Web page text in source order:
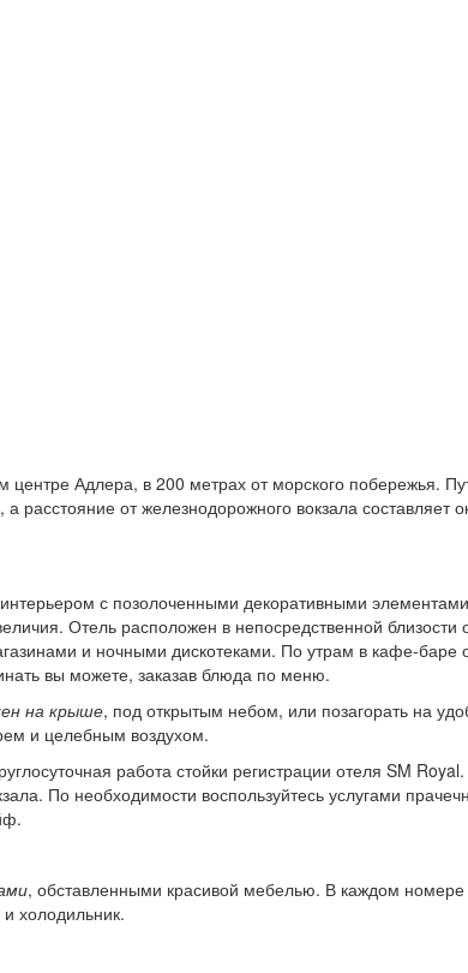
центре Адлера, в 200 метрах от морского побережья.
расстояние от железнодорожного вокзала составляет
с позолоченными декоративными
Отель расположен в непосредственной близости
и ночными дискотеками. По утрам в кафе-баре
вы можете, заказав блюда по меню.
на крыше, под открытым небом, или позагорать на
и целебным воздухом.
работа стойки регистрации отеля SM
По необходимости воспользуйтесь услугами
, обставленными красивой мебелью. В каждом номере
холодильник.